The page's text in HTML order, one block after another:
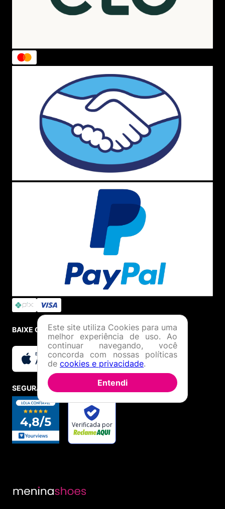
BAIXE O APP
SEGURANÇA E CREDIBILIDADE
Este site utiliza Cookies para uma
melhor experiência de uso. Ao
continuar navegando, você
concorda com nossas políticas
de cookies e privacidade.
Entendi